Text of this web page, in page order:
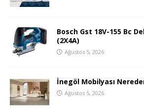
Bosch Gst 18V-155 Bc
(2X4A)
Ağustos 5, 2026
İnegöl Mobilyası
Ağustos 5, 2026